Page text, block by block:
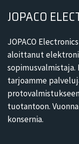
JOPACO
JOPACO
aloittanut
tarjoamme
tuotantoon.
konsernia.